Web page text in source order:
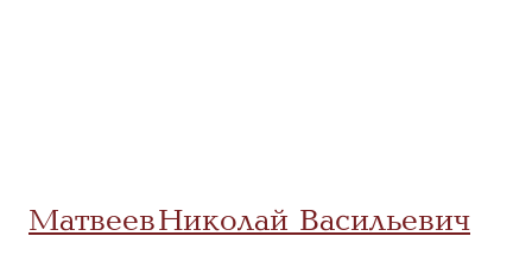
Матвеев Николай Васильевич